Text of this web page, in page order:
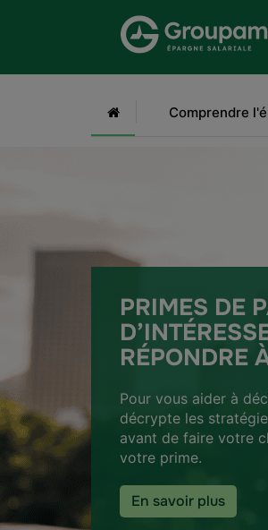
Aller au menu Aller à la
Accueil Comprendre
PRIMES DE
RÉPONDRE
Pour vous aider à
décrypte les
avant de faire votre
votre prime.
En savoir plus